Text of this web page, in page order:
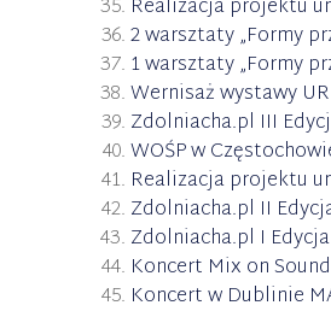
Realizacja projektu
2 warsztaty „Formy
1 warsztaty „Formy
Wernisaż wystawy
Zdolniacha.pl III
WOŚP w
Realizacja projektu
Zdolniacha.pl II
Zdolniacha.pl I
Koncert Mix on
Koncert w Dublinie